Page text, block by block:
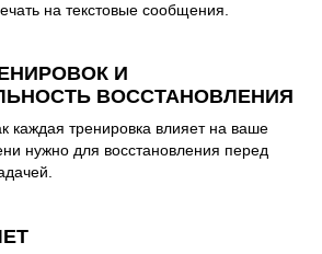
на текстовые сообщения.
И
ВОССТАНОВЛЕНИЯ
каждая тренировка влияет на ваше
нужно для восстановления перед